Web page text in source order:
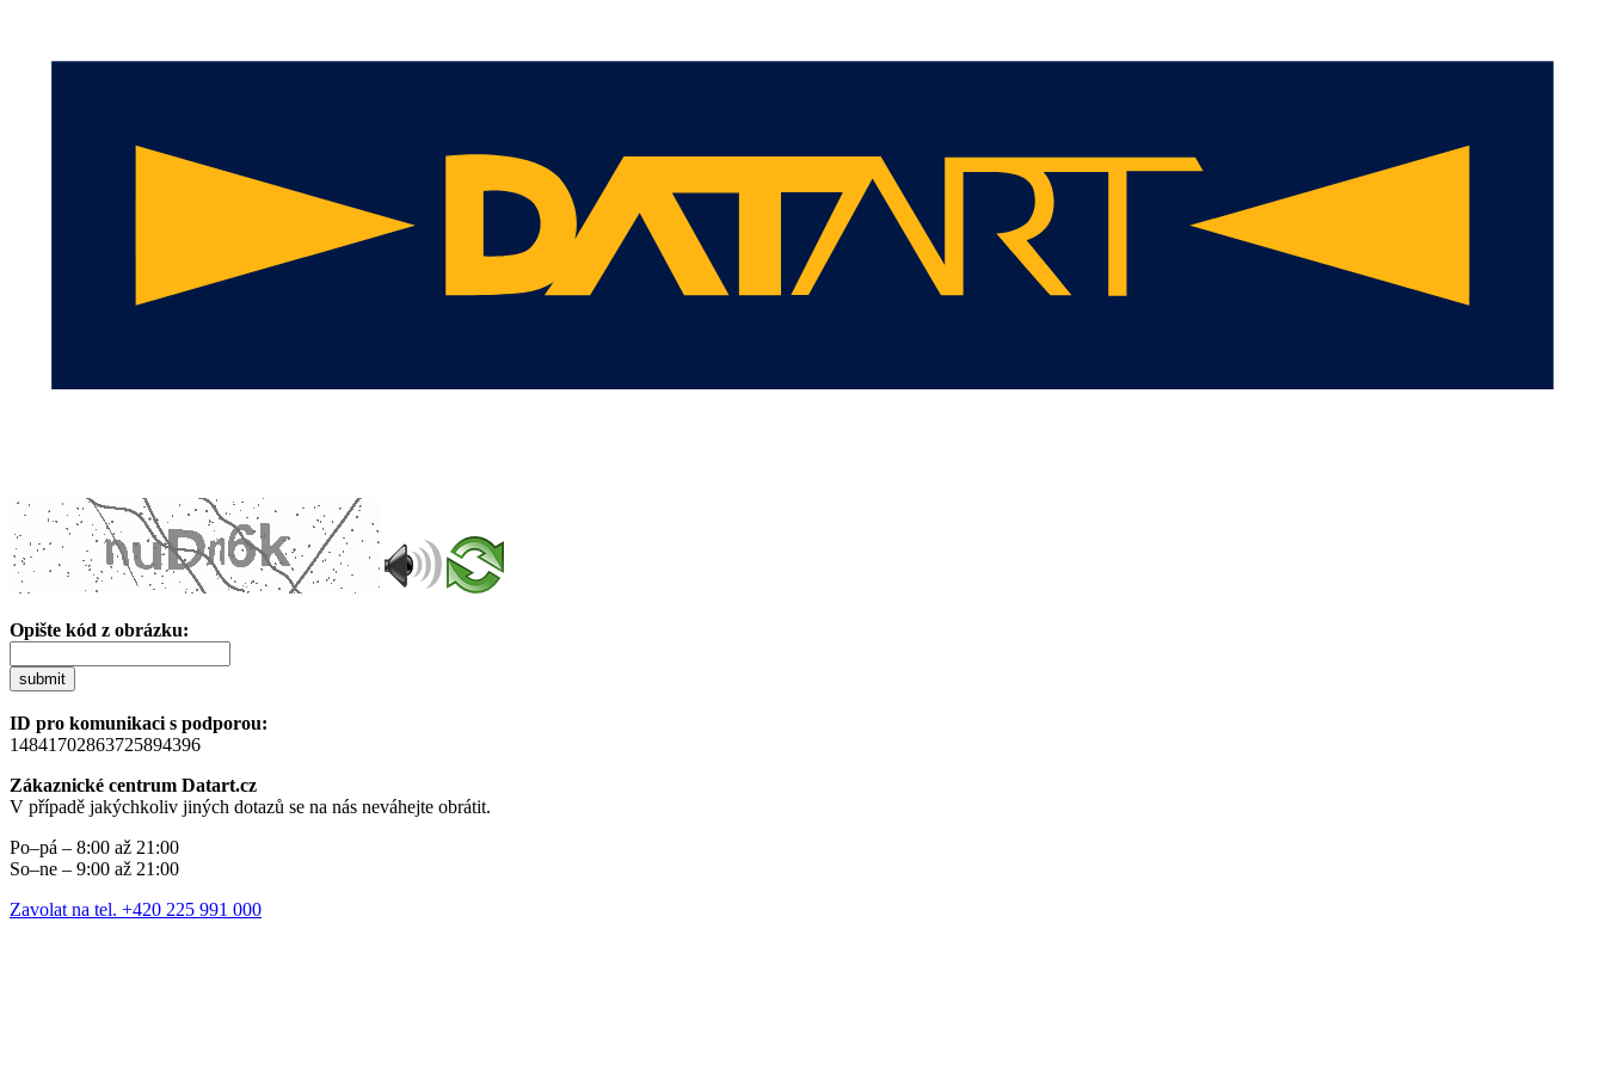
Opište kód z obrázku:
submit
ID pro komunikaci s podporou:
14841702863725894396
Zákaznické centrum Datart.cz
V případě jakýchkoliv jiných dotazů se na nás neváhejte obrátit.
Po–pá – 8:00 až 21:00
So–ne – 9:00 až 21:00
Zavolat na tel. +420 225 991 000